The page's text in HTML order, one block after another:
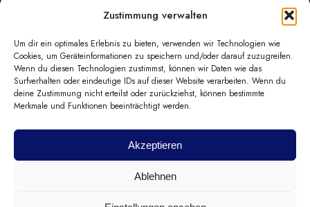
Zustimmung verwalten
Um dir ein optimales Erlebnis zu bieten, verwenden wir Technologien wie
Cookies, um Geräteinformationen zu speichern und/oder darauf zuzugreifen.
Wenn du diesen Technologien zustimmst, können wir Daten wie das
Surfverhalten oder eindeutige IDs auf dieser Website verarbeiten. Wenn du
deine Zustimmung nicht erteilst oder zurückziehst, können bestimmte
Merkmale und Funktionen beeinträchtigt werden.
Akzeptieren
Ablehnen
JETZT MEHR ERFAHREN
Ferienwohnungen
Datenschutz Cookie-Richtlinie (EU)